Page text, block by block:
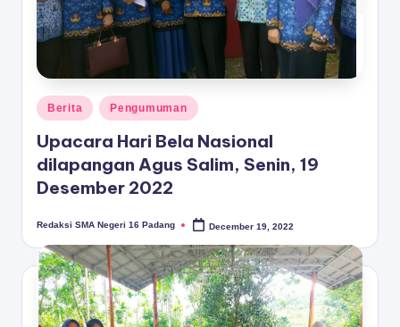
Posted
in
Berita Pengumuman
Upacara Hari Bela Nasional
dilapangan Agus Salim, Senin, 19
Desember 2022
Posted
Redaksi SMA Negeri 16 Padang December 19, 2022